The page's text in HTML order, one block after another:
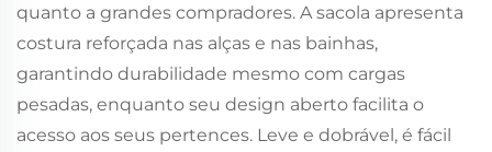
quanto a grandes compradores. A sacola apresenta
costura reforçada nas alças e nas bainhas,
garantindo durabilidade mesmo com cargas
pesadas, enquanto seu design aberto facilita o
acesso aos seus pertences. Leve e dobrável, é fácil